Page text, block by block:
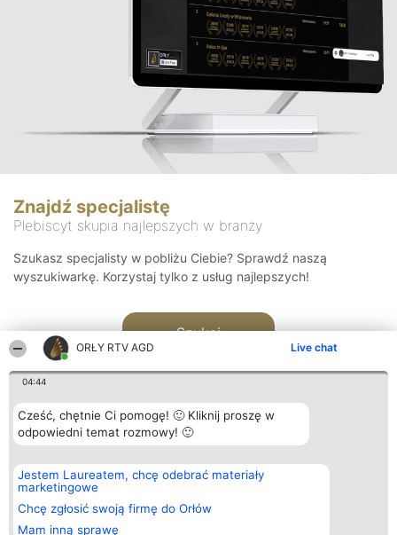
ORŁY RTV AGD Live chat
04:44
Cześć, chętnie Ci pomogę! 🙂 Kliknij proszę w
odpowiedni temat rozmowy! 🙂
Jestem Laureatem, chcę odebrać materiały
marketingowe
Chcę zgłosić swoją firmę do Orłów
Mam inną sprawę
Znajdź specjalistę
Plebiscyt skupia najlepszych w branży
Szukasz specjalisty w pobliżu Ciebie? Sprawdź naszą
wyszukiwarkę. Korzystaj tylko z usług najlepszych!
Szukaj
Organizator plebiscytu
Bright Side Solutions sp. z o.
o. sp. k.
ul. Ruska 22
Wrocław 50-079
KRS 0000749100 | Regon
Plebiscyt
Laureaci
wszystkich
Laureatów
Kontakt
Kontakt